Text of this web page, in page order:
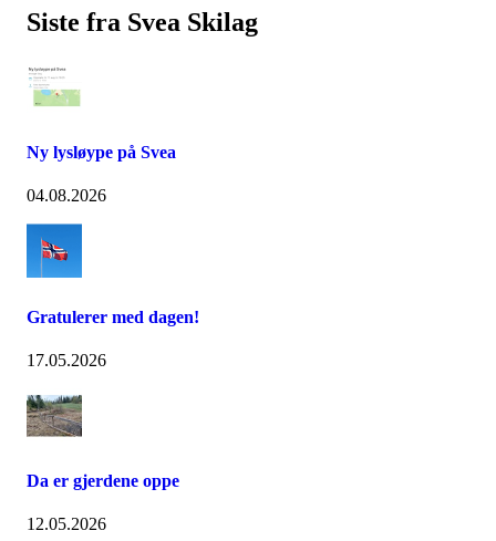
Siste fra Svea Skilag
Ny lysløype på Svea
04.08.2026
Gratulerer med dagen!
17.05.2026
Da er gjerdene oppe
12.05.2026